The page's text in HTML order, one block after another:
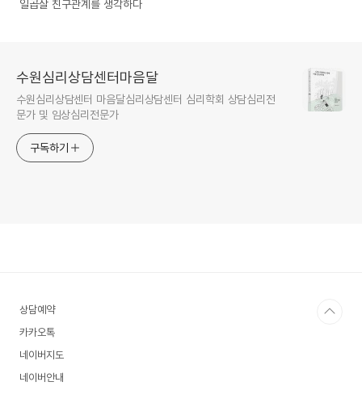
일곱살 친구관계를 생각하다
수원심리상담센터마음달
수원심리상담센터 마음달심리상담센터 심리학회 상담심리전
문가 및 임상심리전문가
구독하기
상담예약
카카오톡
네이버지도
네이버안내